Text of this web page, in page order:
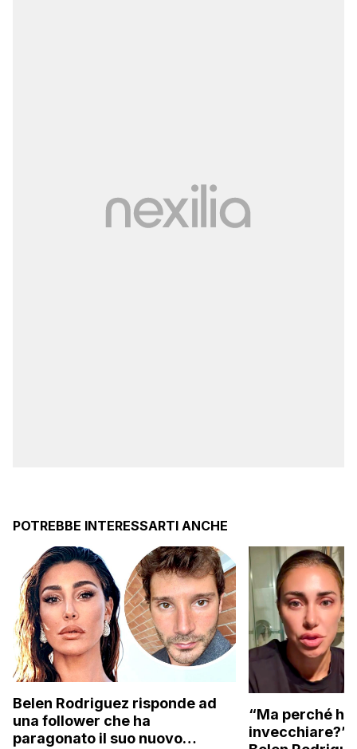
POTREBBE INTERESSARTI ANCHE
Belen Rodriguez risponde ad
una follower che ha
paragonato il suo nuovo
“Ma perché